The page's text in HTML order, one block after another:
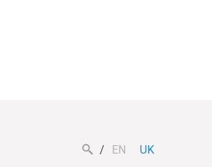
У Ратнівській громаді
визначали пріоритети
EN UK